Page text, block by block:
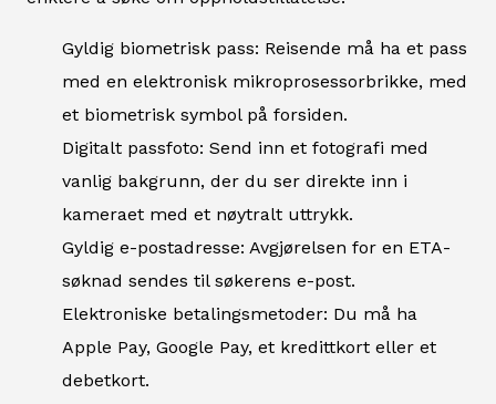
Gyldig biometrisk pass: Reisende må ha et pass
med en elektronisk mikroprosessorbrikke, med
et biometrisk symbol på forsiden.
Digitalt passfoto: Send inn et fotografi med
vanlig bakgrunn, der du ser direkte inn i
kameraet med et nøytralt uttrykk.
Gyldig e-postadresse: Avgjørelsen for en ETA-
søknad sendes til søkerens e-post.
Elektroniske betalingsmetoder: Du må ha
Apple Pay, Google Pay, et kredittkort eller et
debetkort.